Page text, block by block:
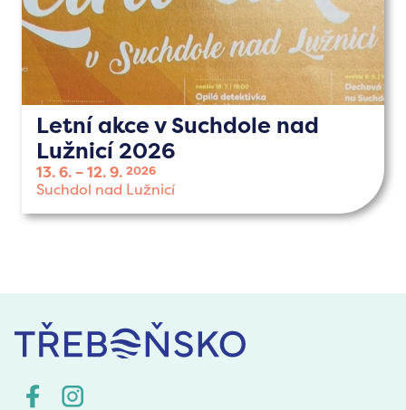
Letní akce v Suchdole nad
Lužnicí 2026
13. 6. 12. 9. 2026
Suchdol nad Lužnicí